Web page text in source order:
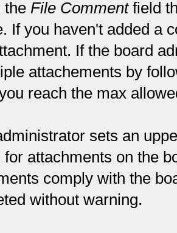
the File Commentfield
If you haven't added a
If the board
attachements by
reach the max
sets an
for attachments on the
comply with the
without warning.